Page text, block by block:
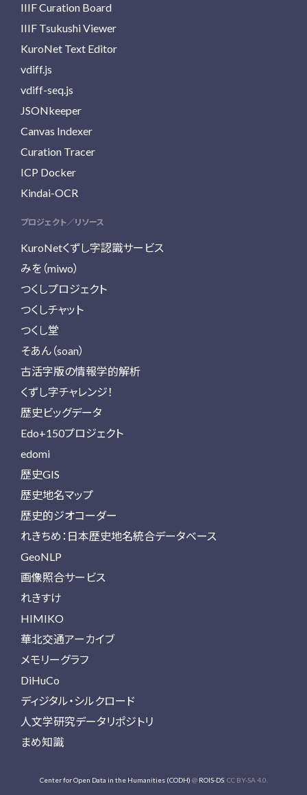
IIIF Curation Board
IIIF Tsukushi Viewer
KuroNet Text Editor
vdiff.js
vdiff-seq.js
JSONkeeper
Canvas Indexer
Curation Tracer
ICP Docker
Kindai-OCR
プロジェクト／リソース
KuroNetくずし字認識サービス
みを（miwo）
つくしプロジェクト
つくしチャット
つくし堂
そあん（soan）
古活字版の情報学的解析
くずし字チャレンジ！
歴史ビッグデータ
Edo+150プロジェクト
edomi
歴史GIS
歴史地名マップ
歴史的ジオコーダー
れきちめ：日本歴史地名統合データベース
GeoNLP
画像照合サービス
れきすけ
HIMIKO
華北交通アーカイブ
メモリーグラフ
DiHuCo
ディジタル・シルクロード
人文学研究データリポジトリ
まめ知識
Center for Open Data in the Humanities (CODH) @ ROIS-DS. CC BY-SA 4.0.